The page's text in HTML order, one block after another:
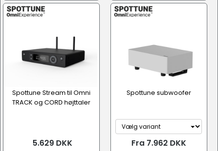
Spottune Stream til Omni
TRACK og CORD højttaler
5.629 DKK
Spottune subwoofer
Fra 7.962 DKK